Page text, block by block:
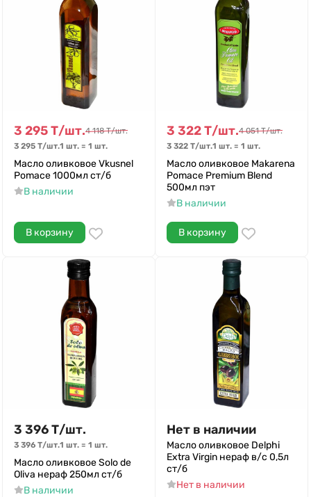
3 295Т/шт.4 118 Т/шт.
3 295 Т/шт.1 шт. = 1 шт.
Масло оливковое Vkusnel
Pomace 1000мл ст/б
В наличии
В корзину
3 322Т/шт.4 051 Т/шт.
3 322 Т/шт.1 шт. = 1 шт.
Масло оливковое Makarena
Pomace Premium Blend
500мл пэт
В наличии
В корзину
3 396Т/шт.
3 396 Т/шт.1 шт. = 1 шт.
Масло оливковое Solo de
Oliva нераф 250мл ст/б
В наличии
Нет в наличии
Масло оливковое Delphi
Extra Virgin нераф в/с 0,5л
ст/б
Нет в наличии